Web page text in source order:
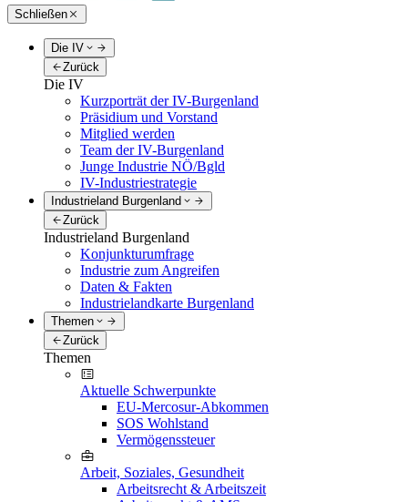
Schließen
Die IV
Zurück
Die IV
Kurzporträt der IV-Burgenland
Präsidium und Vorstand
Mitglied werden
Team der IV-Burgenland
Junge Industrie NÖ/Bgld
IV-Industriestrategie
Industrieland Burgenland
Zurück
Industrieland Burgenland
Konjunkturumfrage
Industrie zum Angreifen
Daten & Fakten
Industrielandkarte Burgenland
Themen
Zurück
Themen
Aktuelle Schwerpunkte
EU-Mercosur-Abkommen
SOS Wohlstand
Vermögenssteuer
Arbeit, Soziales, Gesundheit
Arbeitsrecht & Arbeitszeit